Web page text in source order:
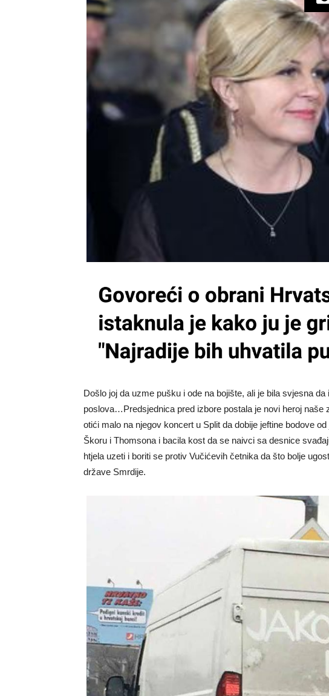
Došlo joj da uzme pušku i ode na bojište, ali je bila svjesna
poslova…Predsjednica pred izbore postala je novi heroj naše
otići malo na njegov koncert u Split da dobije jeftine bodove
Škoru i Thomsona i bacila kost da se naivci sa desnice
htjela uzeti i boriti se protiv Vučićevih četnika da što bolje
države Smrdije.